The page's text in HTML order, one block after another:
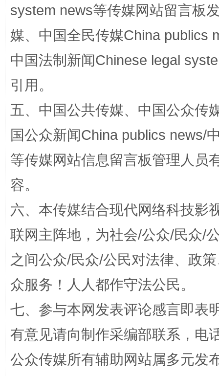
这是一记警钟！ 谢
在谋一域中谋全局
今
system news等传媒网站留言板
媒、中国全民传媒China publics
中国法制新闻Chinese legal
引用。
五、中国公共传媒、中国公众传
国公众新闻China publics news/
等传媒网站信息留言板管理人员
容。
六、本传媒结合现代网络科技影
联网主阵地，为社会/公众/民众/
之间公众/民众/公民对法律、政
众服务！人人都作守法公民。
七、参与本网发表评论感言即表
有意见请向制作采编部联系，电
公众传媒所有辅助网站属多元发